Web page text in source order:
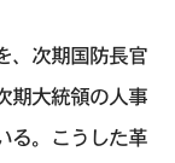
、次期国防長官
期大統領の人事
る。こうした革